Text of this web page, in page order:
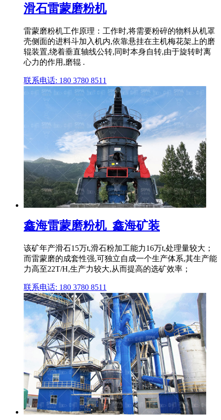
滑石雷蒙磨粉机
雷蒙磨粉机工作原理：工作时,将需要粉碎的物料从机罩
壳侧面的进料斗加入机内,依靠悬挂在主机梅花架上的磨
辊装置,绕着垂直轴线公转,同时本身自转,由于旋转时离
心力的作用,磨辊 .
联系电话: 180 3780 8511
鑫海雷蒙磨粉机_鑫海矿装
该矿年产滑石15万t,滑石粉加工能力16万t,处理量较大；
而雷蒙磨的成套性强,可独立自成一个生产体系,其生产能
力高至22T/H,生产力较大,从而提高的选矿效率；
联系电话: 180 3780 8511